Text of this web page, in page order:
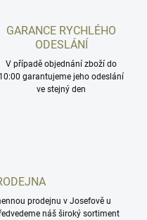
GARANCE RYCHLÉHO
ODESLÁNÍ
V případě objednání zboží do
10:00 garantujeme jeho odeslání
ve stejný den
prodejnu v Josefově u
náš široký sortiment